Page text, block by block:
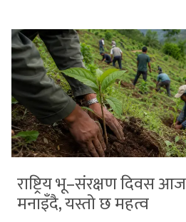
राष्ट्रिय भू–संरक्षण दिवस
मनाइँदै, यस्तो छ महत्व